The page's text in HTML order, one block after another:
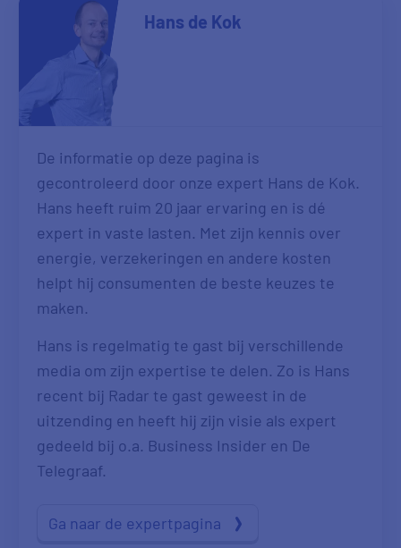
Hans de Kok
De informatie op deze pagina is
gecontroleerd door onze expert Hans de Kok.
Hans heeft ruim 20 jaar ervaring en is dé
expert in vaste lasten. Met zijn kennis over
energie, verzekeringen en andere kosten
helpt hij consumenten de beste keuzes te
maken.
Hans is regelmatig te gast bij verschillende
media om zijn expertise te delen. Zo is Hans
recent bij Radar te gast geweest in de
uitzending en heeft hij zijn visie als expert
gedeeld bij o.a. Business Insider en De
Telegraaf.
Ga naar de expertpagina